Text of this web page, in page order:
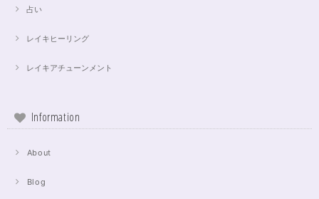
占い
レイキヒーリング
レイキアチューンメント
Information
About
Blog